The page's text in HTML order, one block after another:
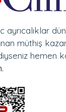
ayrıcalıklar
müthiş
hemen